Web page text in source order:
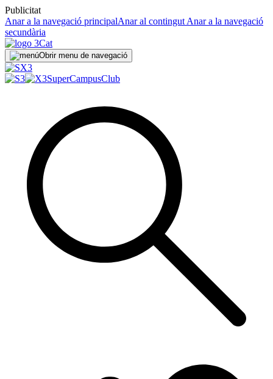
Publicitat
Anar a la navegació principalAnar al contingut Anar a la navegació
secundària
Obrir menu de navegació
SuperCampusClub